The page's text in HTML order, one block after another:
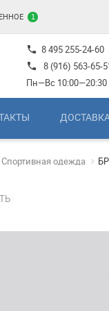
1
phone 8 495 255-24-60
phone
8 (916) 563-65-
Пн—Вс 10:00—20:30
Спортивная одежда